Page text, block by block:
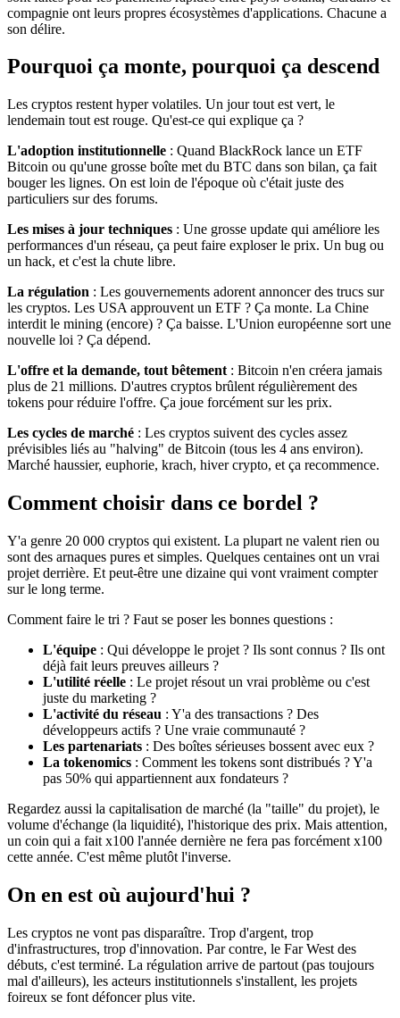
compagnie ont leurs propres écosystèmes d'applications. Chacune a
son délire.
Pourquoi ça monte, pourquoi ça descend
Les cryptos restent hyper volatiles. Un jour tout est vert, le
lendemain tout est rouge. Qu'est-ce qui explique ça ?
L'adoption institutionnelle : Quand BlackRock lance un ETF
Bitcoin ou qu'une grosse boîte met du BTC dans son bilan, ça fait
bouger les lignes. On est loin de l'époque où c'était juste des
particuliers sur des forums.
Les mises à jour techniques : Une grosse update qui améliore les
performances d'un réseau, ça peut faire exploser le prix. Un bug ou
un hack, et c'est la chute libre.
La régulation : Les gouvernements adorent annoncer des trucs sur
les cryptos. Les USA approuvent un ETF ? Ça monte. La Chine
interdit le mining (encore) ? Ça baisse. L'Union européenne sort une
nouvelle loi ? Ça dépend.
L'offre et la demande, tout bêtement : Bitcoin n'en créera jamais
plus de 21 millions. D'autres cryptos brûlent régulièrement des
tokens pour réduire l'offre. Ça joue forcément sur les prix.
Les cycles de marché : Les cryptos suivent des cycles assez
prévisibles liés au "halving" de Bitcoin (tous les 4 ans environ).
Marché haussier, euphorie, krach, hiver crypto, et ça recommence.
Comment choisir dans ce bordel ?
Y'a genre 20 000 cryptos qui existent. La plupart ne valent rien ou
sont des arnaques pures et simples. Quelques centaines ont un vrai
projet derrière. Et peut-être une dizaine qui vont vraiment compter
sur le long terme.
Comment faire le tri ? Faut se poser les bonnes questions :
L'équipe : Qui développe le projet ? Ils sont connus ? Ils ont
déjà fait leurs preuves ailleurs ?
L'utilité réelle : Le projet résout un vrai problème ou c'est
juste du marketing ?
L'activité du réseau : Y'a des transactions ? Des
développeurs actifs ? Une vraie communauté ?
Les partenariats : Des boîtes sérieuses bossent avec eux ?
La tokenomics : Comment les tokens sont distribués ? Y'a
pas 50% qui appartiennent aux fondateurs ?
Regardez aussi la capitalisation de marché (la "taille" du projet), le
volume d'échange (la liquidité), l'historique des prix. Mais attention,
un coin qui a fait x100 l'année dernière ne fera pas forcément x100
cette année. C'est même plutôt l'inverse.
On en est où aujourd'hui ?
Les cryptos ne vont pas disparaître. Trop d'argent, trop
d'infrastructures, trop d'innovation. Par contre, le Far West des
débuts, c'est terminé. La régulation arrive de partout (pas toujours
mal d'ailleurs), les acteurs institutionnels s'installent, les projets
foireux se font défoncer plus vite.